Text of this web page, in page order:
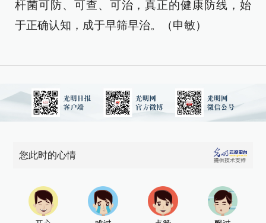
杆菌可防、可查、可治，真正的健康防线，始
于正确认知，成于早筛早治。（申敏）
您此时的心情